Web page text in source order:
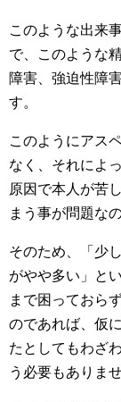
このような出来
で、このような
障害、強迫性障
す。
このようにアス
なく、それによ
原因で本人が苦
まう事が問題な
そのため、「少
がやや多い」と
まで困っておら
のであれば、仮
たとしてもわざ
う必要もありませ